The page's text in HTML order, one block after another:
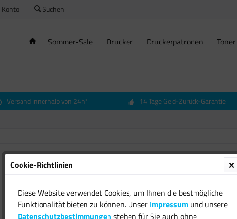
Konto Suchen
Sommer-Sale Drucker Druckerpatronen Toner
Versand innerhalb von 24h* 14 Tage Geld-Zurück-Garantie
9
kcal
Cookie-Richtlinien
Diese Website verwendet Cookies, um Ihnen die bestmögliche
Funktionalität bieten zu können. Unser Impressum und unsere
Datenschutzbestimmungen stehen für Sie auch ohne